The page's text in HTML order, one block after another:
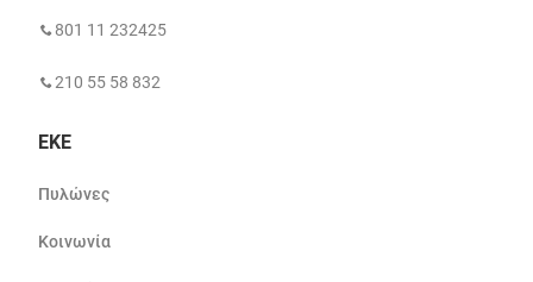
801 11 232425
210 55 58 832
ΕΚΕ
Πυλώνες
Κοινωνία